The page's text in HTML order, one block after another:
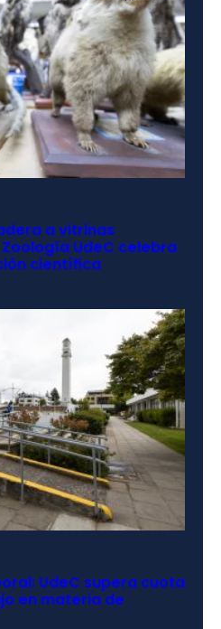
a vitrinas
UdeC celebra
científica
UdeC supera cuota
en materia de